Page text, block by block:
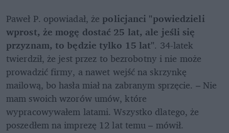
Paweł P. opowiadał, że policjanci "powiedzieli
wprost, że mogę dostać 25 lat, ale jeśli się
przyznam, to będzie tylko 15 lat". 34-latek
twierdził, że jest przez to bezrobotny i nie może
prowadzić firmy, a nawet wejść na skrzynkę
mailową, bo hasła miał na zabranym sprzęcie. – Nie
mam swoich wzorów umów, które
wypracowywałem latami. Wszystko dlatego, że
poszedłem na imprezę 12 lat temu – mówił.